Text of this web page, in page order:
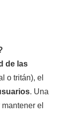
de las
o tritán), el
. Una
el